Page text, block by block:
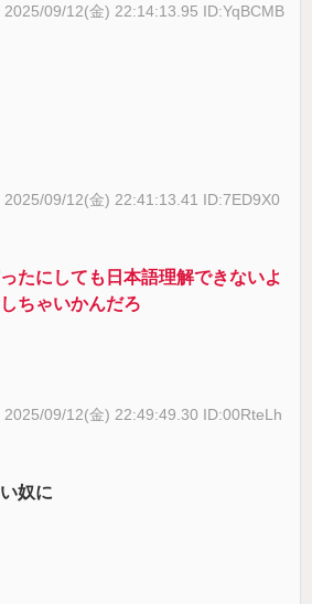
2025/09/12(金) 22:14:13.95 ID:YqBCMB
2025/09/12(金) 22:41:13.41 ID:7ED9X0
たにしても日本語理解できないよ
ちゃいかんだろ
2025/09/12(金) 22:49:49.30 ID:00RteLh
奴に